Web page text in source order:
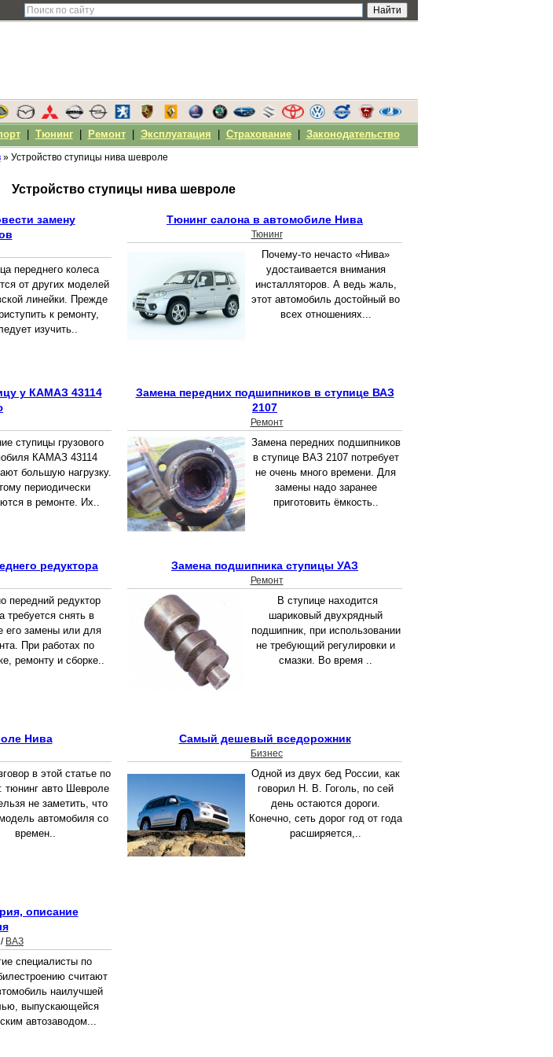
» Устройство ступицы нива шевроле
Устройство ступицы нива шевроле
замену
переднего колеса
от других моделей
линейки. Прежде
к ремонту,
изучить..
Тюнинг салона в автомобиле Нива
Тюнинг
Почему-то нечасто «Нива»
удостаивается внимания
инсталляторов. А ведь жаль,
этот автомобиль достойный во
всех отношениях...
у КАМАЗ 43114
ступицы грузового
КАМАЗ 43114
большую нагрузку.
периодически
в ремонте. Их..
Замена передних подшипников в ступице ВАЗ
2107
Ремонт
Замена передних подшипников
в ступице ВАЗ 2107 потребует
не очень много времени. Для
замены надо заранее
приготовить ёмкость..
редуктора
передний редуктор
требуется снять в
его замены или для
При работах по
ремонту и сборке..
Замена подшипника ступицы УАЗ
Ремонт
В ступице находится
шариковый двухрядный
подшипник, при использовании
не требующий регулировки и
смазки. Во время ..
Нива
в этой статье по
тюнинг авто Шевроле
не заметить, что
автомобиля со
времен..
Самый дешевый вседорожник
Бизнес
Одной из двух бед России, как
говорил Н. В. Гоголь, по сей
день остаются дороги.
Конечно, сеть дорог год от года
расширяется,..
описание
/ ВАЗ
специалисты по
считают
наилучшей
выпускающейся
автозаводом...
| Тюнинг| Ремонт| Эксплуатация Страхование| Законодательство